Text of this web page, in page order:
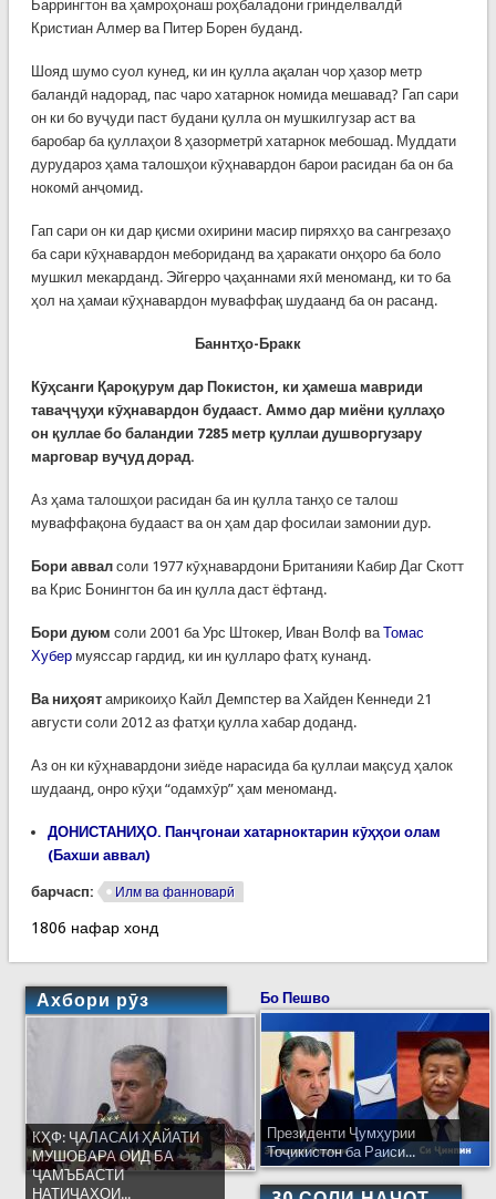
Баррингтон ва ҳамроҳонаш роҳбаладони гринделвалдӣ
Кристиан Алмер ва Питер Борен буданд.
Шояд шумо суол кунед, ки ин қулла ақалан чор ҳазор метр
баландӣ надорад, пас чаро хатарнок номида мешавад? Гап сари
он ки бо вуҷуди паст будани қулла он мушкилгузар аст ва
баробар ба қуллаҳои 8 ҳазорметрӣ хатарнок мебошад. Муддати
дурудароз ҳама талошҳои кӯҳнавардон барои расидан ба он ба
нокомӣ анҷомид.
Гап сари он ки дар қисми охирини масир пиряхҳо ва сангрезаҳо
ба сари кӯҳнавардон мебориданд ва ҳаракати онҳоро ба боло
мушкил мекарданд. Эйгерро ҷаҳаннами яхӣ меноманд, ки то ба
ҳол на ҳамаи кӯҳнавардон муваффақ шудаанд ба он расанд.
Баннтҳо-Бракк
Кӯҳсанги Қароқурум дар Покистон, ки ҳамеша мавриди
таваҷҷуҳи кӯҳнавардон будааст. Аммо дар миёни қуллаҳо
он қуллае бо баландии 7285 метр қуллаи душворгузару
марговар вуҷуд дорад.
Аз ҳама талошҳои расидан ба ин қулла танҳо се талош
муваффақона будааст ва он ҳам дар фосилаи замонии дур.
Бори аввалсоли 1977 кӯҳнавардони Британияи Кабир Даг Скотт
ва Крис Бонингтон ба ин қулла даст ёфтанд.
Бори дуюм соли 2001 ба Урс Штокер, Иван Волф ваТомас
Хубермуяссар гардид, ки ин қулларо фатҳ кунанд.
Ва ниҳоятамрикоиҳо Кайл Демпстер ва Хайден Кеннеди 21
августи соли 2012 аз фатҳи қулла хабар доданд.
Аз он ки кӯҳнавардони зиёде нарасида ба қуллаи мақсуд ҳалок
шудаанд, онро кӯҳи “одамхӯр” ҳам меноманд.
ДОНИСТАНИҲО. Панҷгонаи хатарноктарин кӯҳҳои олам
(Бахши аввал)
барчасп: Илм ва фанноварӣ
1806 нафар хонд
Ахбори рӯз
КҲФ: ҶАЛАСАИ ҲАЙАТИ
МУШОВАРА ОИД БА
ҶАМЪБАСТИ
НАТИҶАҲОИ...
Бо Пешво
Президенти Ҷумҳурии
Тоҷикистон ба Раиси...